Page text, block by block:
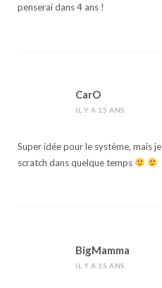
penserai dans 4 ans !
CarO
IL Y A 15 ANS
Super idée pour le système, mais
scratch dans quelque temps
BigMamma
IL Y A 15 ANS